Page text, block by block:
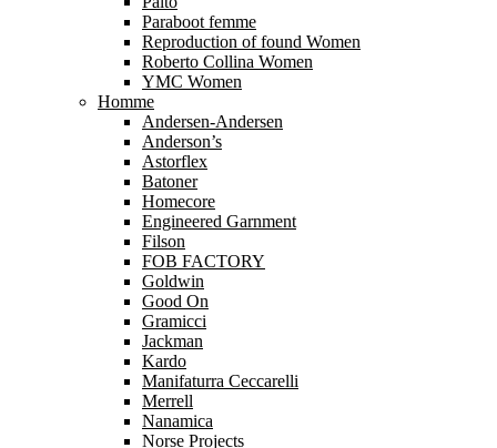
Paraboot femme
Reproduction of found Women
Roberto Collina Women
YMC Women
Homme
Andersen-Andersen
Anderson’s
Astorflex
Batoner
Homecore
Engineered Garnment
Filson
FOB FACTORY
Goldwin
Good On
Gramicci
Jackman
Kardo
Manifaturra Ceccarelli
Merrell
Nanamica
Norse Projects